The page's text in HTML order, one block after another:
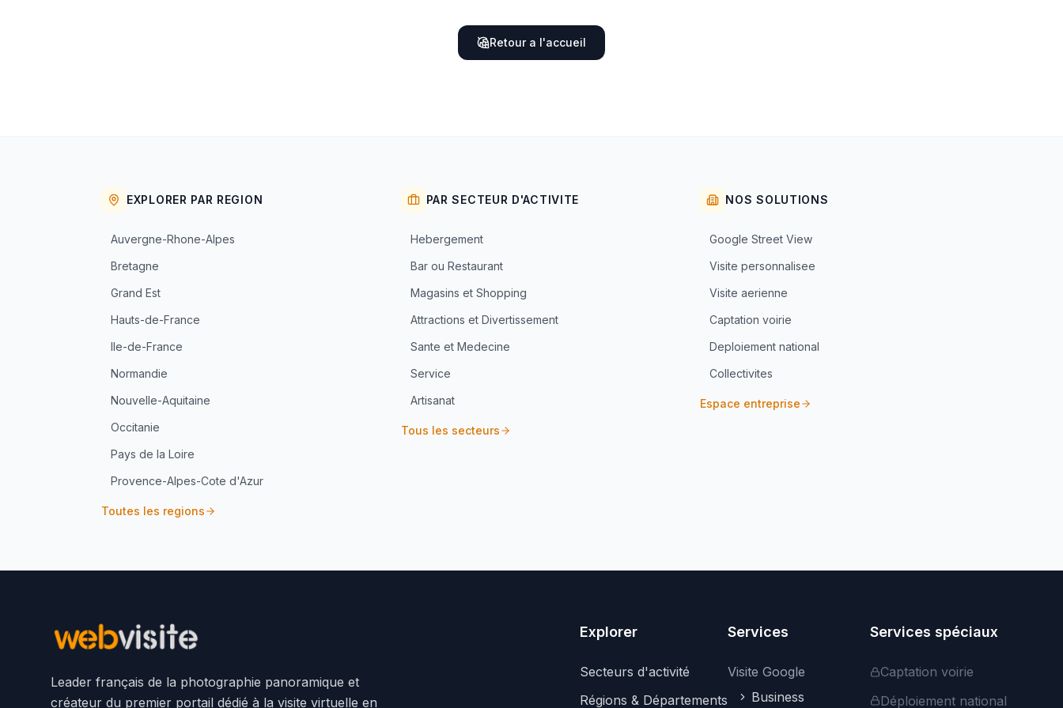
Retour a l'accueil
EXPLORER PAR REGION
Auvergne-Rhone-Alpes
Bretagne
Grand Est
Hauts-de-France
Ile-de-France
Normandie
Nouvelle-Aquitaine
Occitanie
Pays de la Loire
Provence-Alpes-Cote d'Azur
Toutes les regions
PAR SECTEUR D'ACTIVITE
Hebergement
Bar ou Restaurant
Magasins et Shopping
Attractions et Divertissement
Sante et Medecine
Service
Artisanat
Tous les secteurs
NOS SOLUTIONS
Google Street View
Visite personnalisee
Visite aerienne
Captation voirie
Deploiement national
Collectivites
Espace entreprise
Leader français de la photographie panoramique et
créateur du premier portail dédié à la visite virtuelle en
Explorer
Secteurs d'activité
Régions & Départements
Services
Visite Google
Business
Services spéciaux
Captation voirie
Déploiement national
Assistant Webvisite